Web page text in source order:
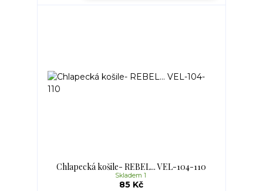
Chlapecká košile- REBEL... VEL-104-110
85 Kč
Skladem 1